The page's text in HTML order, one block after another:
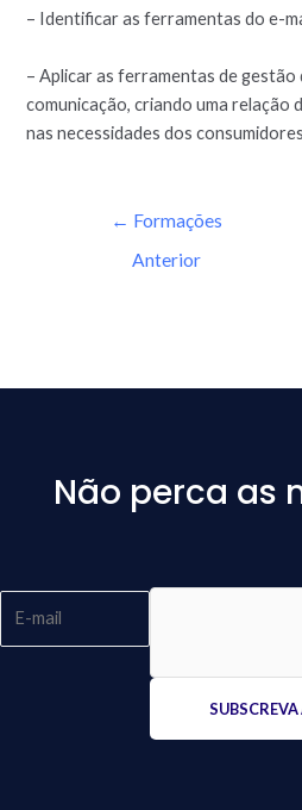
– Identificar as ferramentas do e-
– Aplicar as ferramentas de gestão
comunicação, criando uma relação
nas necessidades dos
← Formações
Anterior
Não perca as